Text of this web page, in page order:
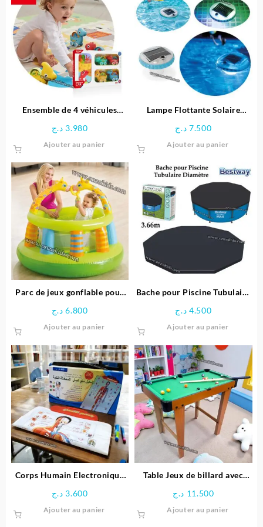
Ensemble de 4 véhicules
– HUANGER
3.980 د.ج
Ajouter au panier
Lampe Flottante Solaire
Intex
7.500 د.ج
Ajouter au panier
Parc de jeux gonflable pour
6.800 د.ج
Ajouter au panier
Bache pour Piscine Tubulaire
4.500 د.ج
Ajouter au panier
Corps Humain Electronique
3.600 د.ج
Ajouter au panier
Table Jeux de billard avec
11.500 د.ج
Ajouter au panier